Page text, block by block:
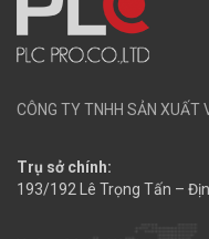
CÔNG TY TNHH SẢN XUẤT
Trụ sở chính:
193/192 Lê Trọng Tấn –